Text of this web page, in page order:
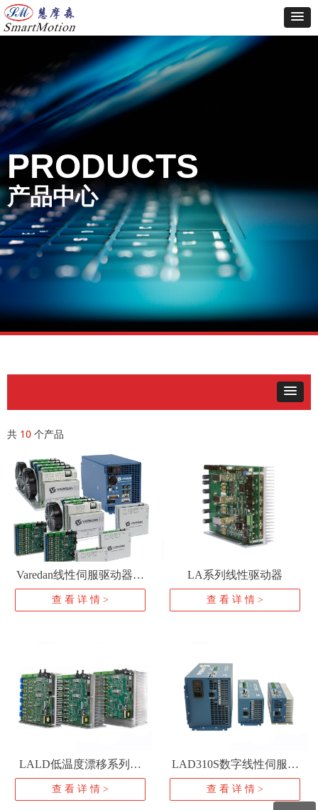
PRODUCTS
产品中心
共 10 个产品
Varedan线性伺服驱动器简
介
查 看 详 情 >
LA系列线性驱动器
查 看 详 情 >
LALD低温度漂移系列线
性驱动器
查 看 详 情 >
LAD310S数字线性伺服驱
动器
查 看 详 情 >